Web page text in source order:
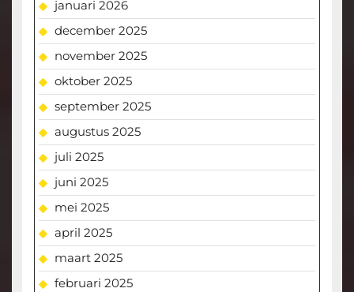
januari 2026
december 2025
november 2025
oktober 2025
september 2025
augustus 2025
juli 2025
juni 2025
mei 2025
april 2025
maart 2025
februari 2025